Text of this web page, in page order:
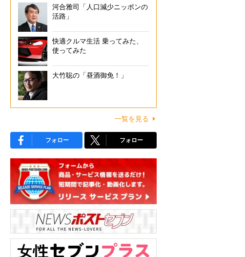
河合雅司「人口減少ニッポンの
活路」
快適クルマ生活 乗ってみた、
使ってみた
大竹聡の「昼酒御免！」
一覧を見る
フォロー フォロー